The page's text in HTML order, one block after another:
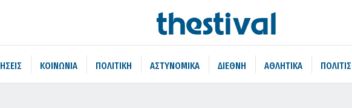
ΚΟΙΝΩΝΙΑ ΠΟΛΙΤΙΚΗ ΑΣΤΥΝΟΜΙΚΑ ΔΙΕΘΝΗ ΑΘΛΗΤΙΚΑ